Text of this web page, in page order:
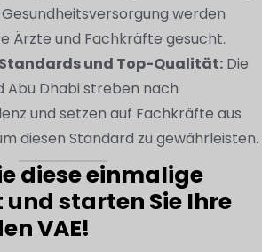
werden
Ärzte und Fachkräfte gesucht.
und Top-Qualität: Die
Abu Dhabi streben nach
und setzen auf Fachkräfte aus
diesen Standard zu gewährleisten.
diese einmalige
und starten Sie Ihre
VAE!